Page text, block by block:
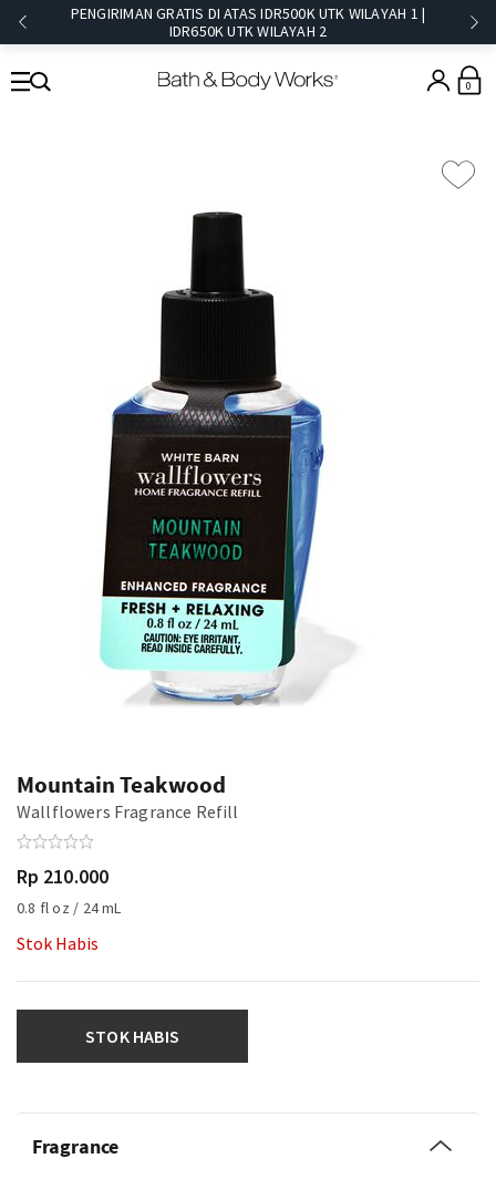
PENGIRIMAN GRATIS DI ATAS IDR500K UTK WILAYAH 1 |
IDR650K UTK WILAYAH 2​
0
Mountain Teakwood
Wallflowers Fragrance Refill
Rp 210.000
0.8 fl oz / 24 mL
Stok Habis
STOK HABIS
Fragrance